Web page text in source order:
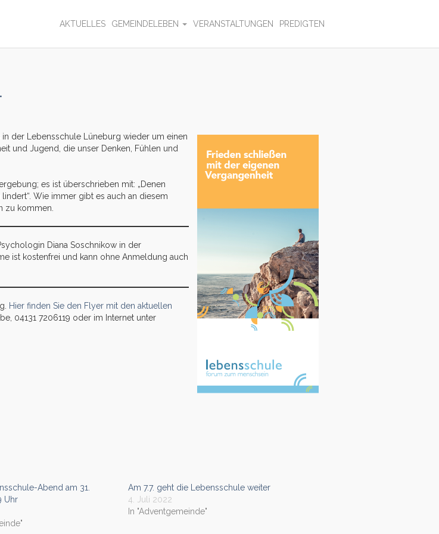
AKTUELLES GEMEINDELEBEN VERANSTALTUNGEN PREDIGTEN
der Lebensschule Lüneburg wieder um einen
und Jugend, die unser Denken, Fühlen und
es ist überschrieben mit: „Denen
Wie immer gibt es auch an diesem
zu kommen.
Diana Soschnikow in der
ist kostenfrei und kann ohne Anmeldung auch
Hier finden Sie den Flyer mit den aktuellen
04131 7206119 oder im Internet unter
Abend am 31.
Uhr
Am 7.7. geht die Lebensschule weiter
4. Juli 2022
In "Adventgemeinde"